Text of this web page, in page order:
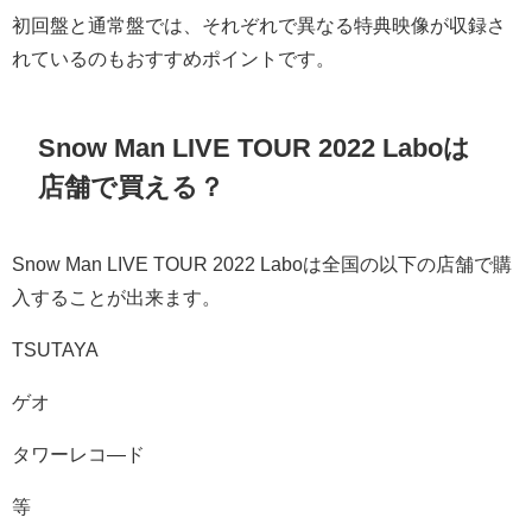
初回盤と通常盤では、それぞれで異なる特典映像が収録さ
れているのもおすすめポイントです。
Snow Man LIVE TOUR 2022 Laboは
店舗で買える？
Snow Man LIVE TOUR 2022 Laboは全国の以下の店舗で購
入することが出来ます。
TSUTAYA
ゲオ
タワーレコ―ド
等